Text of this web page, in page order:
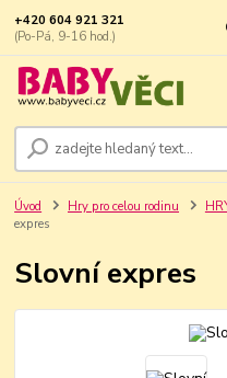
+420 604 921 321
(Po-Pá, 9-16 hod.)
Úvod Hry pro celou rodinu
expres
Slovní expres